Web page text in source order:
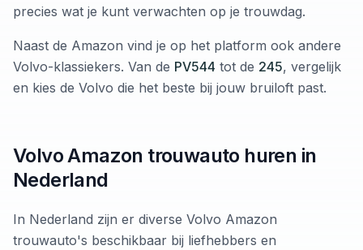
precies wat je kunt verwachten op je trouwdag.
Naast de Amazon vind je op het platform ook andere
Volvo-klassiekers. Van de PV544 tot de 245, vergelijk
en kies de Volvo die het beste bij jouw bruiloft past.
Volvo Amazon trouwauto huren in
Nederland
In Nederland zijn er diverse Volvo Amazon
trouwauto's beschikbaar bij liefhebbers en